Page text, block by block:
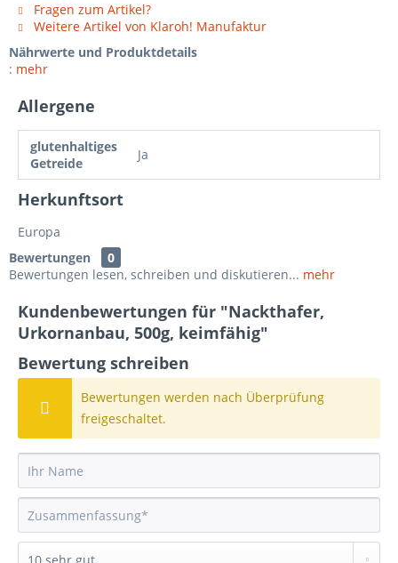
Fragen zum Artikel?
Weitere Artikel von Klaroh! Manufaktur
Nährwerte und Produktdetails
: mehr
Allergene
glutenhaltiges
Getreide
Ja
Herkunftsort
Europa
Bewertungen
0
Bewertungen lesen, schreiben und diskutieren... mehr
Kundenbewertungen für "Nackthafer,
Urkornanbau, 500g, keimfähig"
Bewertung schreiben
Bewertungen werden nach Überprüfung
freigeschaltet.